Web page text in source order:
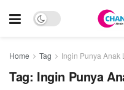
Home Tag Ingin Punya Anak
Tag: Ingin Punya